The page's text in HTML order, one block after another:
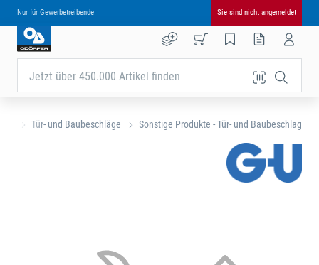
Nur für Gewerbetreibende Sie sind nicht angemeldet
Jetzt über 450.000 Artikel finden
Tür- und Baubeschläge Sonstige Produkte - Tür- und Baubeschlag